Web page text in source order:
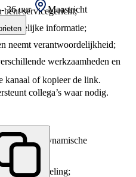
bent servicegericht;
informatie;
neemt verantwoordelijkheid;
werkzaamheden en
collega’s waar nodig.
een dynamische
en ontwikkeling;
36 uur Maastricht
kanaal of kopieer de link.